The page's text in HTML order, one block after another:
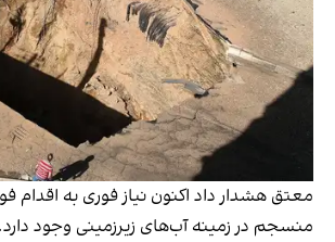
معتق هشدار داد اکنون نیاز فوری به اقدام
منسجم در زمینه آب‌های زیرزمینی وجود